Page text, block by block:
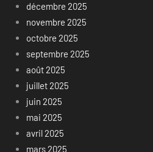
décembre 2025
novembre 2025
octobre 2025
septembre 2025
août 2025
juillet 2025
juin 2025
mai 2025
avril 2025
mars 2025